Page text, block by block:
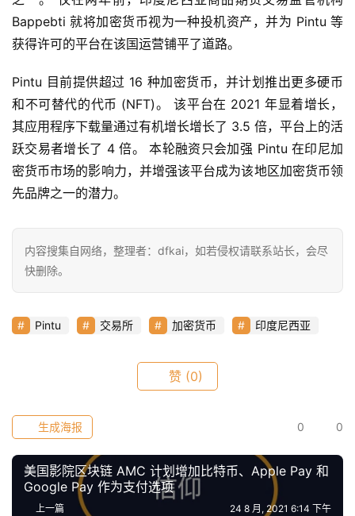
首
页
快
信
h
r
9
数
常
用
Bappebti 就将加密货币视为一种投机资产，并为 Pintu 等
获得许可的平台在该国运营铺平了道路。
Pintu 目前提供超过 16 种加密货币，并计划推出更多硬币
和不可替代的代币 (NFT)。 该平台在 2021 年显着增长，
其应用程序下载量通过有机增长增长了 3.5 倍，平台上的活
跃交易者增长了 4 倍。 本轮融资只会加强 Pintu 在印尼加
密货币市场的影响力，并增强该平台成为该地区加密货币领
先品牌之一的潜力。
内容搜集自网络，整理者：dfkai，如若侵权请联系站长，会尽
快删除。
Pintu 交易所 加密货币 印度尼西亚
赞 (0)
0 0
生成海报
美国影院区块链 AMC 计划增加比特币、Apple Pay 和
Google Pay 作为支付选项
上一篇 24 8 月, 2021 6:14 下午